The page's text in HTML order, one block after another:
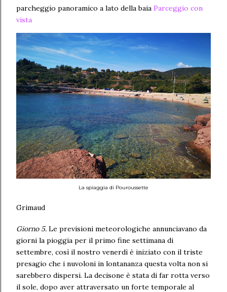
parcheggio panoramico a lato della baia Parceggio con
vista
La spiaggia di Pouroussette
Grimaud
Giorno 5. Le previsioni meteorologiche annunciavano da
giorni la pioggia per il primo fine settimana di
settembre, così il nostro venerdì è iniziato con il triste
presagio che i nuvoloni in lontananza questa volta non si
sarebbero dispersi. La decisone è stata di far rotta verso
il sole, dopo aver attraversato un forte temporale al